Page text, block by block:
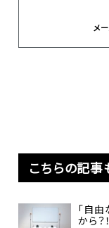
メ
こちらの記事
「自
から？！